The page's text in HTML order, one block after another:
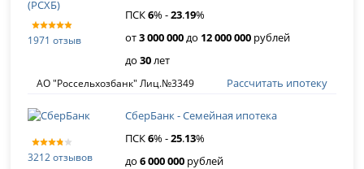
1971 отзыв
ПСК6% -23.19%
от3 000 000до 12 000 000 рублей
до30лет
АО "Россельхозбанк" Лиц.№3349 Рассчитать ипотеку
3212 отзывов
СберБанк - Семейная ипотека
ПСК6% -25.13%
до6 000 000 рублей